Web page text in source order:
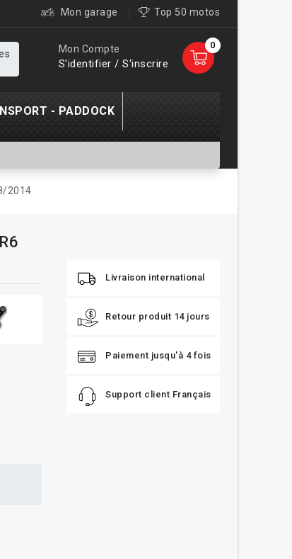
Mon garage Top 50 motos
0
Mon Compte
S'identifier / S'inscrire
- PADDOCK
2014
Livraison international
Retour produit 14 jours
Paiement jusqu'à 4 fois
Support client Français